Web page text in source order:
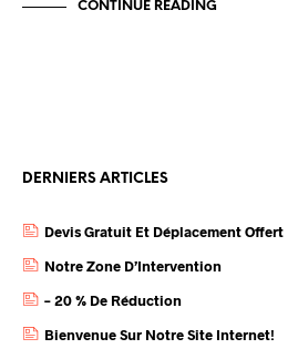
CONTINUE READING
DERNIERS ARTICLES
Devis Gratuit Et Déplacement Offert
Notre Zone D’Intervention
– 20 % De Réduction
Bienvenue Sur Notre Site Internet!